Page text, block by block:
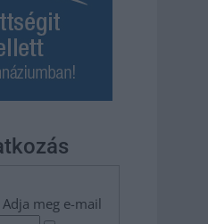
Adja meg e-mail